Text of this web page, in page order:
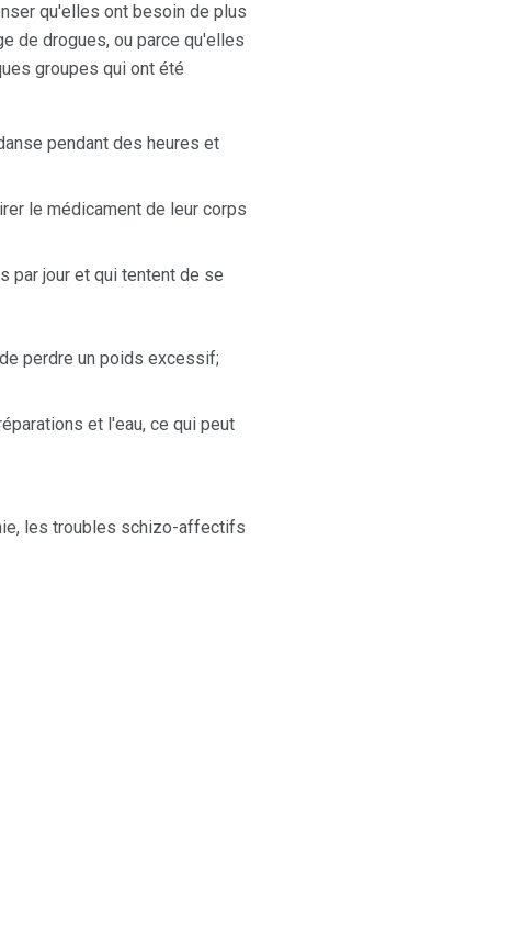
qu'elles ont besoin de plus
de drogues, ou parce qu'elles
groupes qui ont été
pendant des heures et
le médicament de leur corps
par jour et qui tentent de se
perdre un poids excessif;
et l'eau, ce qui peut
les troubles schizo-affectifs